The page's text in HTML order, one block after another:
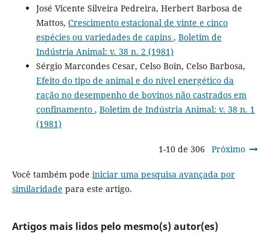
José Vicente Silveira Pedreira, Herbert Barbosa de
Mattos, Crescimento estacional de vinte e cinco
espécies ou variedades de capins , Boletim de
Indústria Animal: v. 38 n. 2 (1981)
Sérgio Marcondes Cesar, Celso Boin, Celso Barbosa,
Efeito do tipo de animal e do nível energético da
ração no desempenho de bovinos não castrados em
confinamento , Boletim de Indústria Animal: v. 38 n. 1
(1981)
1-10 de 306 Próximo
Você também pode iniciar uma pesquisa avançada por
similaridade para este artigo.
Artigos mais lidos pelo mesmo(s) autor(es)